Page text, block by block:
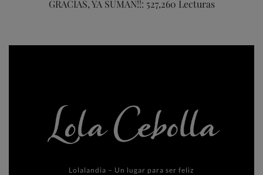
GRACIAS, YA SUMAN!!: 527,260 Lecturas
Lolalandia – Un lugar para ser feliz